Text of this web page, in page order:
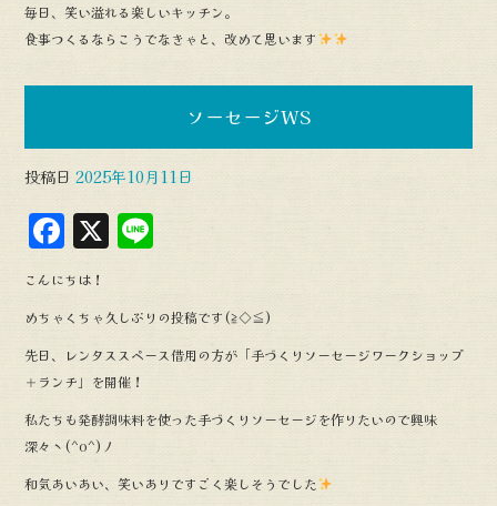
毎日、笑い溢れる楽しいキッチン。
食事つくるならこうでなきゃと、改めて思います
ソーセージWS
投稿日 2025年10月11日
F
a
c
e
b
o
o
k
X
e
こんにちは！
めちゃくちゃ久しぶりの投稿です(≧◇≦)
先日、レンタススペース借用の方が「手づくりソーセージワークショップ
＋ランチ」を開催！
私たちも発酵調味料を使った手づくりソーセージを作りたいので興味
深々ヽ(^o^)丿
和気あいあい、笑いありですごく楽しそうでした